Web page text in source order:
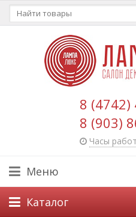
8 (4742)
8 (903)
Часы
Меню
Каталог